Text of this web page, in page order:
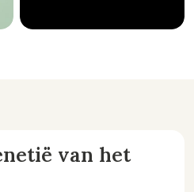
van het